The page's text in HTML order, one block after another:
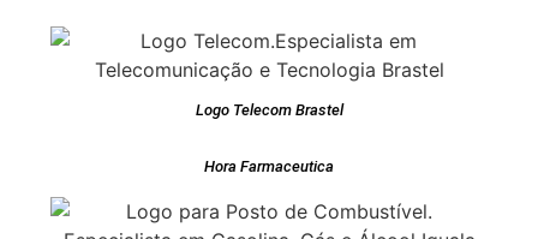
Logo Telecom Brastel
Hora Farmaceutica